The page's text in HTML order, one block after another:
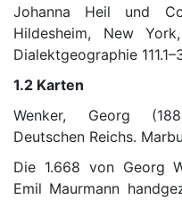
Johanna Heil und
Hildesheim, New
Dialektgeographie
1.2 Karten
Wenker, Georg
Deutschen Reichs.
Die 1.668 von Georg
Emil Maurmann